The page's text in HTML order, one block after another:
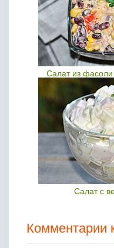
Салат из фасоли
Салат с
Комментарии